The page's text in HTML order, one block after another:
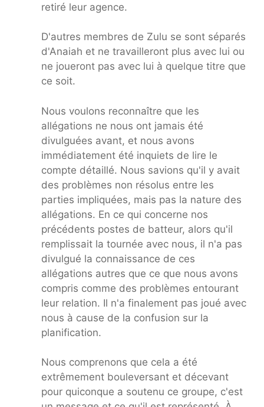
retiré leur agence.
D'autres membres de Zulu se sont séparés
d'Anaiah et ne travailleront plus avec lui ou
ne joueront pas avec lui à quelque titre que
ce soit.
Nous voulons reconnaître que les
allégations ne nous ont jamais été
divulguées avant, et nous avons
immédiatement été inquiets de lire le
compte détaillé. Nous savions qu'il y avait
des problèmes non résolus entre les
parties impliquées, mais pas la nature des
allégations. En ce qui concerne nos
précédents postes de batteur, alors qu'il
remplissait la tournée avec nous, il n'a pas
divulgué la connaissance de ces
allégations autres que ce que nous avons
compris comme des problèmes entourant
leur relation. Il n'a finalement pas joué avec
nous à cause de la confusion sur la
planification.
Nous comprenons que cela a été
extrêmement bouleversant et décevant
pour quiconque a soutenu ce groupe, c'est